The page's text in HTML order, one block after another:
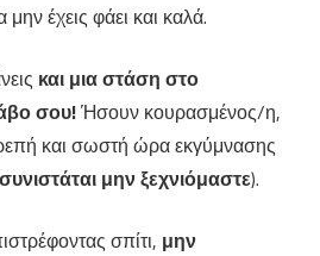
μην έχεις φάει και καλά.
και μια στάση στο
σου!Ήσουν κουρασμένος/η,
και σωστή ώρα εκγύμνασης
μην ξεχνιόμαστε).
σπίτι, μην